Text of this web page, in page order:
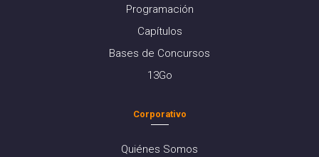
Programación
Capítulos
Bases de Concursos
13Go
Corporativo
Quiénes Somos